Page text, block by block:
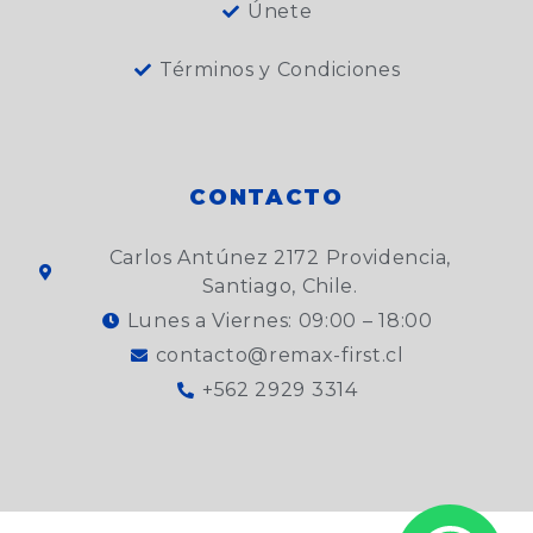
Únete
Términos y Condiciones
CONTACTO
Carlos Antúnez 2172 Providencia,
Santiago, Chile.
Lunes a Viernes: 09:00 – 18:00
contacto@remax-first.cl
+562 2929 3314